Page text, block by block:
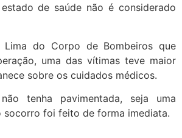
de saúde não é considerado
Lima do Corpo de Bombeiros que
uma das vítimas teve maior
sobre os cuidados médicos.
tenha pavimentada, seja uma
socorro foi feito de forma imediata.